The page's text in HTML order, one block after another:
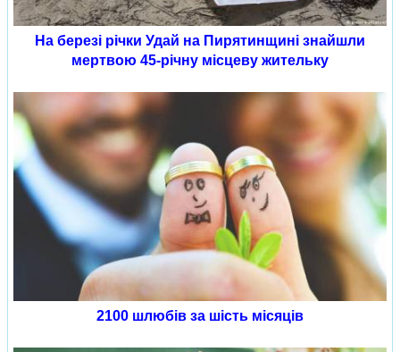
На березі річки Удай на Пирятинщині знайшли
мертвою 45-річну місцеву жительку
2100 шлюбів за шість місяців